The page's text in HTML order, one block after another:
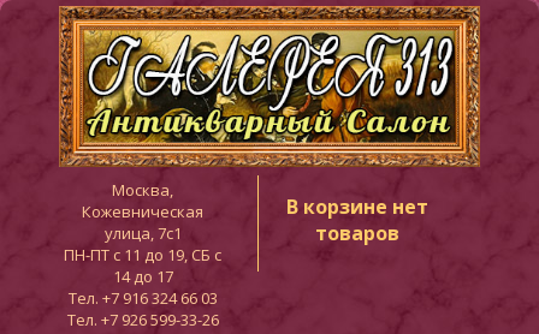
Москва,
Кожевническая
улица, 7с1
ПН-ПТ c 11 до 19, СБ с
14 до 17
Тел. +7 916 324 66 03
Тел. +7 926 599-33-26
В корзине нет
товаров